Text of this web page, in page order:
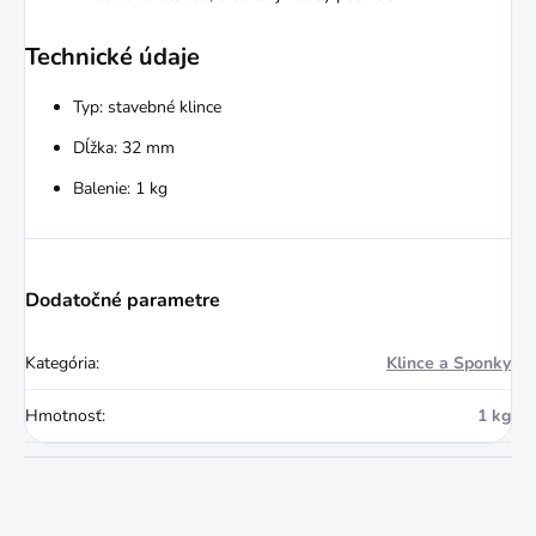
Technické údaje
Typ: stavebné klince
Dĺžka: 32 mm
Balenie: 1 kg
Dodatočné parametre
Kategória: Klince a Sponky
Hmotnosť: 1 kg